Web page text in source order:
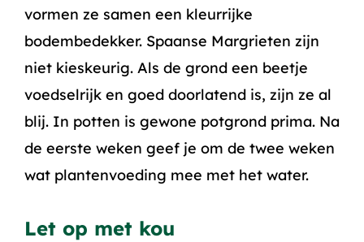
vormen ze samen een kleurrijke
bodembedekker. Spaanse Margrieten zijn
niet kieskeurig. Als de grond een beetje
voedselrijk en goed doorlatend is, zijn ze al
blij. In potten is gewone potgrond prima. Na
de eerste weken geef je om de twee weken
wat plantenvoeding mee met het water.
Let op met kou